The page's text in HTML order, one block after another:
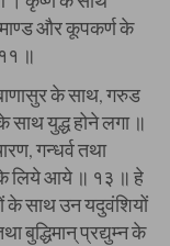
और कूपकर्ण के
॥
के साथ, गरुड
साथ युद्ध होने लगा ॥
गन्धर्व तथा
के लिये आये ॥ १३ ॥ हे
के साथ उन यदुवंशियों
बुद्धिमान् प्रद्युम्न के